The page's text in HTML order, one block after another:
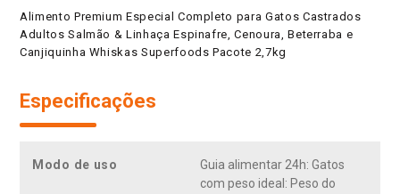
Alimento Premium Especial Completo para Gatos Castrados
Adultos Salmão & Linhaça Espinafre, Cenoura, Beterraba e
Canjiquinha Whiskas Superfoods Pacote 2,7kg
Especificações
Modo de uso
Guia alimentar 24h: Gatos
com peso ideal: Peso do